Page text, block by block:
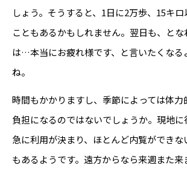
しょう。そうすると、1日に2万歩、15キ
こともあるかもしれません。翌日も、と
は…本当にお疲れ様です、と言いたくなる
ね。
時間もかかりますし、季節によっては体力
負担になるのではないでしょうか。現地に
急に利用が決まり、ほとんど内覧ができな
もあるようです。遠方からなら来週また来